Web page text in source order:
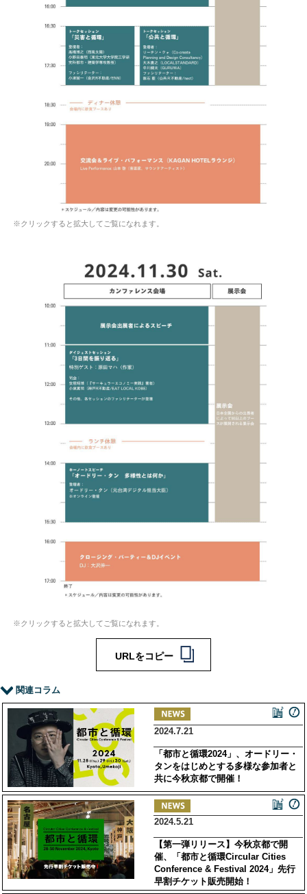
※クリックすると拡大してご覧になれます。
※クリックすると拡大してご覧になれます。
URLをコピー
関連コラム
2024.7.21
「都市と循環2024」、オードリー・
タンをはじめとする多様な参加者と
共に今秋京都で開催！
2024.5.21
【第一弾リリース】今秋京都で開
催、「都市と循環Circular Cities
Conference & Festival 2024」先行
早割チケット販売開始！